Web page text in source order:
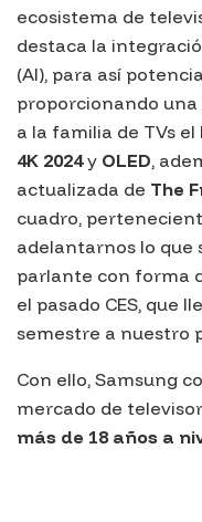
ecosistema de
destaca la
(AI), para así
proporcionando
a la familia de TVs el
4K 2024y OLED,
actualizada de The
cuadro,
adelantarnos lo que
parlante con forma
el pasado CES, que
semestre a nuestro
Con ello, Samsung
mercado de
más de 18 años a